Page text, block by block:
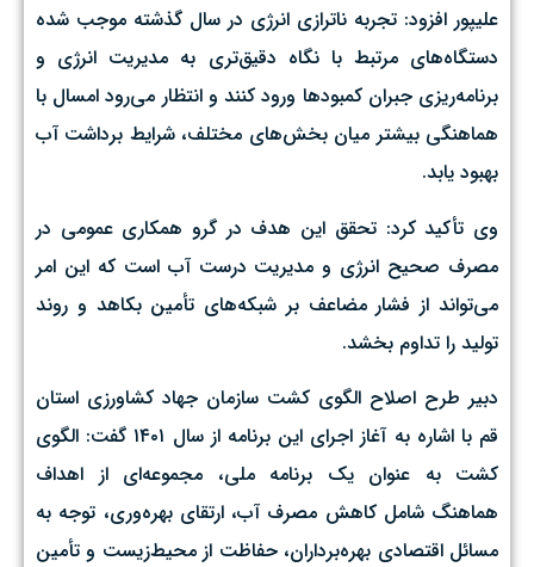
علیپور افزود: تجربه ناترازی انرژی در سال گذشته موجب شده
دستگاه‌های مرتبط با نگاه دقیق‌تری به مدیریت انرژی و
برنامه‌ریزی جبران کمبودها ورود کنند و انتظار می‌رود امسال با
هماهنگی بیشتر میان بخش‌های مختلف، شرایط برداشت آب
بهبود یابد.
وی تأکید کرد: تحقق این هدف در گرو همکاری عمومی در
مصرف صحیح انرژی و مدیریت درست آب است که این امر
می‌تواند از فشار مضاعف بر شبکه‌های تأمین بکاهد و روند
تولید را تداوم بخشد.
دبیر طرح اصلاح الگوی کشت سازمان جهاد کشاورزی استان
قم با اشاره به آغاز اجرای این برنامه از سال ۱۴۰۱ گفت: الگوی
کشت به عنوان یک برنامه ملی، مجموعه‌ای از اهداف
هماهنگ شامل کاهش مصرف آب، ارتقای بهره‌وری، توجه به
مسائل اقتصادی بهره‌برداران، حفاظت از محیط‌زیست و تأمین